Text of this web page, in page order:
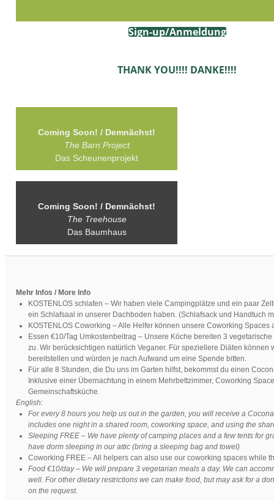
Sign-up/Anmeldung
THANK YOU!!!! DANKE!!!!
Coming Soon! / Demnächst!
The Barn Project
Das Scheunenprojekt
Coming Soon! / Demnächst!
The Treehouse
Das Baumhaus
Mehr Infos / More Info
KOSTENLOS schlafen – Wir haben viele Campingplätze und ein paar
ein Schlafsaal in unserer Dachboden haben. (Schlafsack und Handtuch
KOSTENLOS Coworking – Alle Helfer können unsere Coworking Spaces
Essen €10/Tag Umkostenbeitrag – Unsere Köche bereiten 3
zu. Wir berücksichtigen natürlich Veganer. Für speziellere Diäten können
bereitstellen und würden je nach Aufwand um eine Spende bitten.
Für alle 8 Stunden, die Du uns im Garten hilfst, bekommst du einen
Inklusive einer Übernachtung in einem Mehrbettzimmer, Coworking
Gemeinschaftsküche.
English:
For every 8 hours you help us out in the garden, you will receive a
includes one night in a shared room, coworking space, and using the
Sleeping FREE – We have plenty of camping places and a few tents for
have dorm sleeping in our attic (bring a sleeping bag and towel)
Coworking FREE – All helpers can also use our coworking spaces while
Food €10/day – We will prepare 3 vegetarian meals a day. We can
well. For other dietary restrictions we can make food, but may ask for a
on the request.